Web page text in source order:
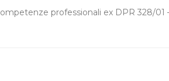
professionali ex DPR 328/